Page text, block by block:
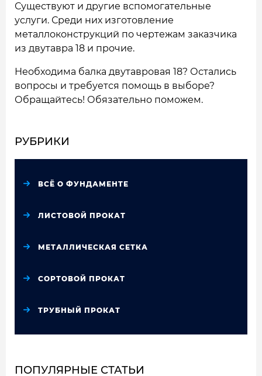
Существуют и другие вспомогательные
услуги. Среди них изготовление
металлоконструкций по чертежам заказчика
из двутавра 18 и прочие.
Необходима балка двутавровая 18? Остались
вопросы и требуется помощь в выборе?
Обращайтесь! Обязательно поможем.
РУБРИКИ
ВСЁ О ФУНДАМЕНТЕ
ЛИСТОВОЙ ПРОКАТ
МЕТАЛЛИЧЕСКАЯ СЕТКА
СОРТОВОЙ ПРОКАТ
ТРУБНЫЙ ПРОКАТ
ПОПУЛЯРНЫЕ СТАТЬИ